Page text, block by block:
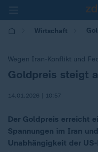
Wirtschaft
Wegen Iran-Konflikt und
:
Goldpreis steigt
14.01.2026 | 10:57
Der Goldpreis erreicht
Spannungen im Iran
Unabhängigkeit der